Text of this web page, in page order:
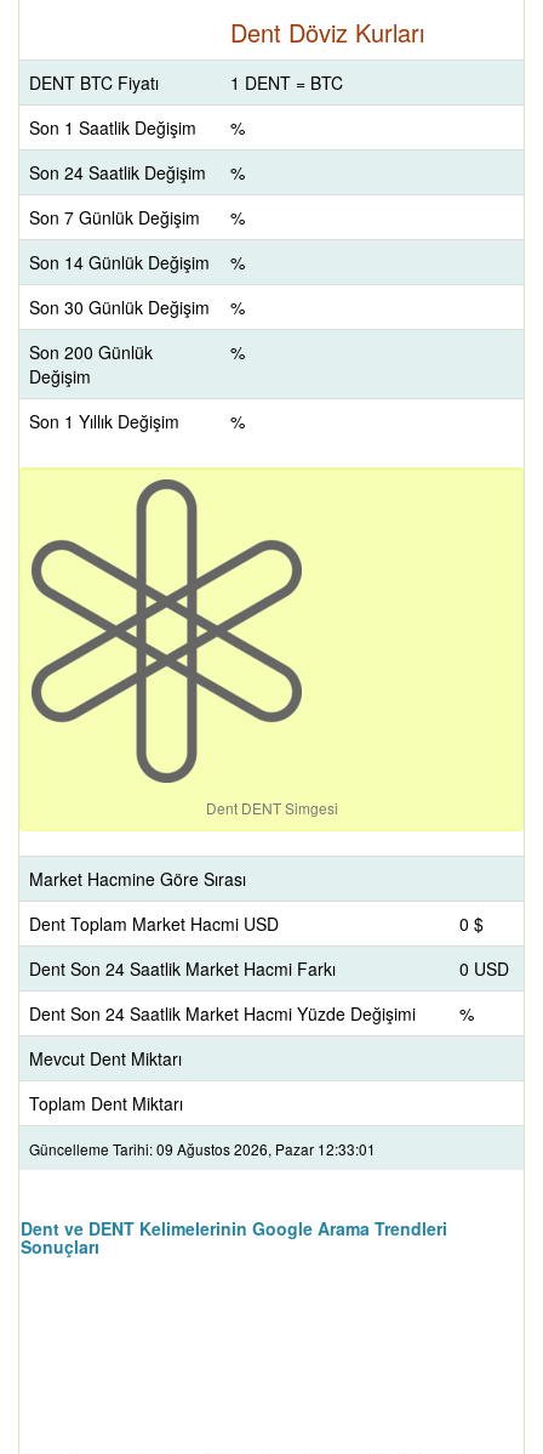
Dent Döviz Kurları
DENT BTC Fiyatı
1 DENT = BTC
Son 1 Saatlik Değişim
%
Son 24 Saatlik Değişim
%
Son 7 Günlük Değişim
%
Son 14 Günlük Değişim
%
Son 30 Günlük Değişim
%
Son 200 Günlük
Değişim
%
Son 1 Yıllık Değişim %
Dent DENT Simgesi
Market Hacmine Göre Sırası
Dent Toplam Market Hacmi USD
0 $
Dent Son 24 Saatlik Market Hacmi Farkı
0 USD
Dent Son 24 Saatlik Market Hacmi Yüzde Değişimi
%
Mevcut Dent Miktarı
Toplam Dent Miktarı
Güncelleme Tarihi: 09 Ağustos 2026, Pazar 12:33:01
Dent ve DENT Kelimelerinin Google Arama Trendleri
Sonuçları